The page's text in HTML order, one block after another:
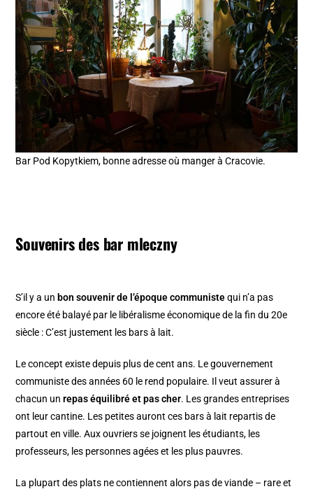
Bar Pod Kopytkiem, bonne adresse où manger à Cracovie.
Souvenirs des bar mleczny
S’il y a un bon souvenir de l’époque communistequi n’a pas
encore été balayé par le libéralisme économique de la fin du 20e
siècle : C’est justement les bars à lait.
Le concept existe depuis plus de cent ans. Le gouvernement
communiste des années 60 le rend populaire. Il veut assurer à
chacun unrepas équilibré et pas cher. Les grandes entreprises
ont leur cantine. Les petites auront ces bars à lait repartis de
partout en ville. Aux ouvriers se joignent les étudiants, les
professeurs, les personnes agées et les plus pauvres.
La plupart des plats ne contiennent alors pas de viande – rare et